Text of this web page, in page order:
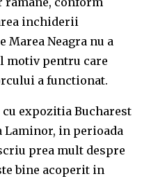
inchiderii
Neagra nu a
motiv pentru care
a functionat.
expozitia Bucharest
Laminor, in perioada
scriu prea mult despre
bine acoperit in